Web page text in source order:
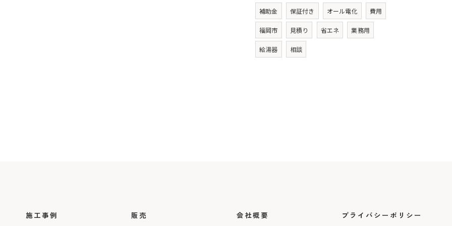
補助金 保証付き オール電化 費用
福岡市 見積り 省エネ 業務用
給湯器 相談
施工事例
販売
会社概要
プライバシーポリシー